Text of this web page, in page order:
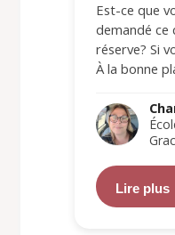
Est-ce que
demandé ce
réserve? Si
À la bonne
Lire plus